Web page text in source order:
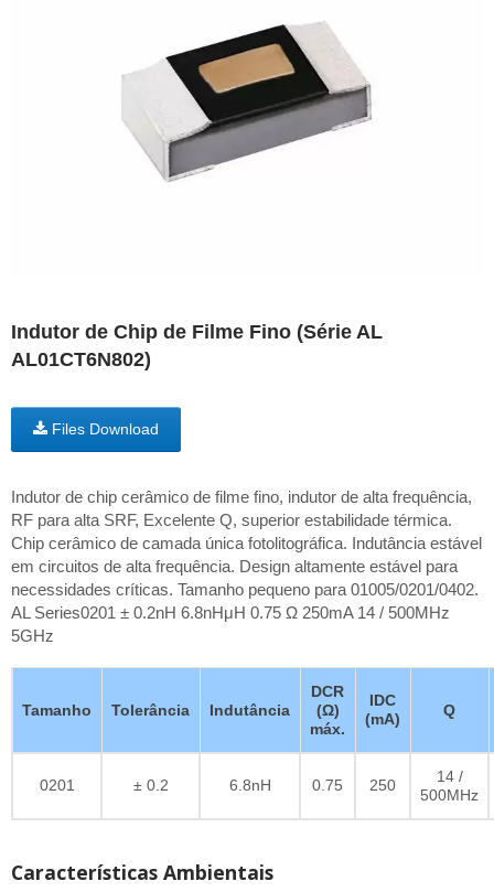
Indutor de Chip de Filme Fino (Série AL
AL01CT6N802)
Files Download
Indutor de chip cerâmico de filme fino, indutor de alta frequência,
RF para alta SRF, Excelente Q, superior estabilidade térmica.
Chip cerâmico de camada única fotolitográfica. Indutância estável
em circuitos de alta frequência. Design altamente estável para
necessidades críticas. Tamanho pequeno para 01005/0201/0402.
AL Series0201 ± 0.2nH 6.8nHμH 0.75 Ω 250mA 14 / 500MHz
5GHz
Tamanho Tolerância Indutância
DCR
(Ω)
máx.
IDC
(mA)
Q
0201 ± 0.2 6.8nH 0.75 250
14 /
500MHz
Características Ambientais